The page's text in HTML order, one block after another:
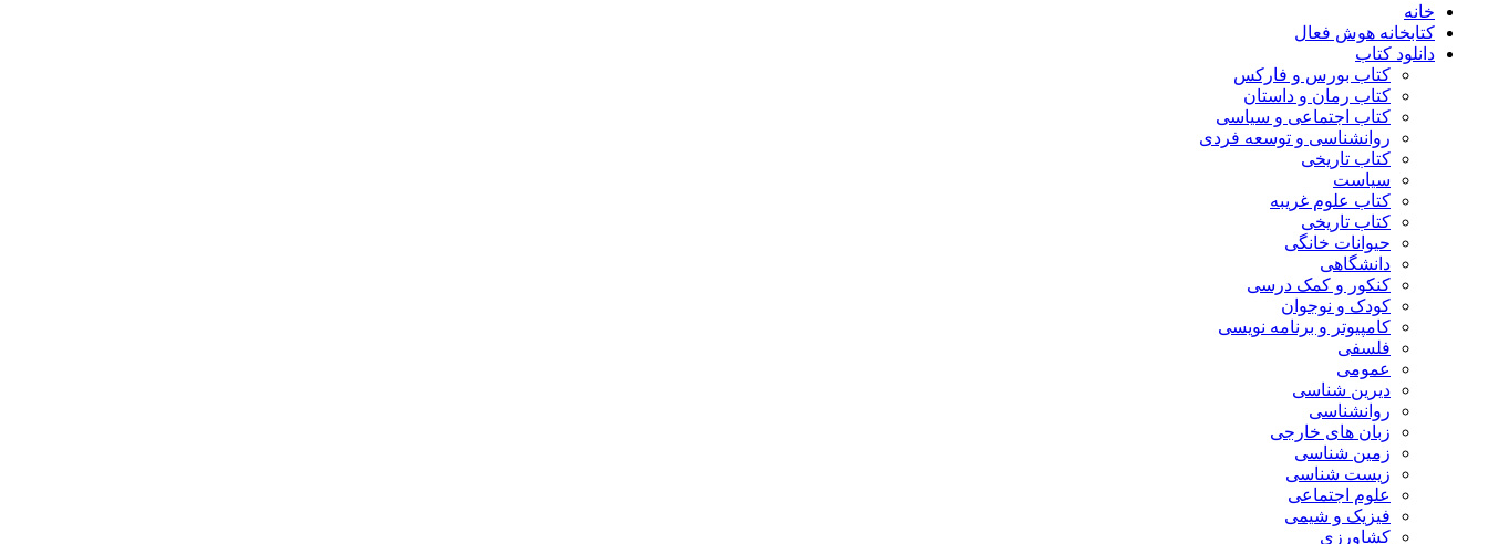
خانه
کتابخانه هوش فعال
دانلود کتاب
کتاب بورس و فارکس
کتاب رمان و داستان
کتاب اجتماعی و سیاسی
روانشناسی و توسعه فردی
کتاب تاریخی
سیاست
کتاب علوم غریبه
کتاب تاریخی
حیوانات خانگی
دانشگاهی
کنکور و کمک‌ درسی
کودک و نوجوان
کامپیوتر و برنامه نویسی
فلسفی
عمومی
دیرین شناسی
روانشناسی
زبان های خارجی
زمین شناسی
زیست شناسی
علوم اجتماعی
فیزیک و شیمی
کشاورزی